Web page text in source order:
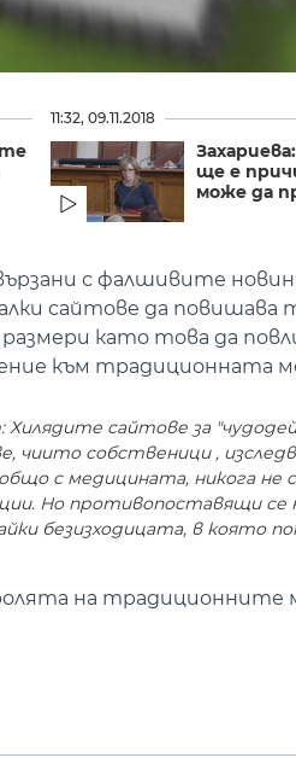
11:32, 09.11.2018
ще е
може да
с фалшивите
сайтове да повишава
като това да
към традиционната
сайтове за
собственици ,
с медицината, никога не
Но противопоставящи се
безизходицата, в която
на традиционните